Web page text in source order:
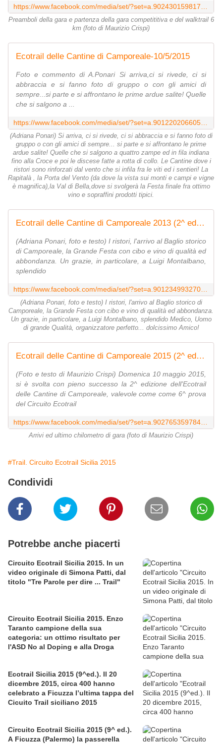
Preamboli della gara e partenza della gara competititiva e del walktrail 6
km (foto di Maurizio Crispi)
Ecotrail delle Cantine di Camporeale-10/5/2015
Foto e commento di A.Ponari Si arriva,ci si rivede, ci si
abbraccia e si fanno foto di gruppo o con gli amici di
sempre...si parte e si affrontano le prime ardue salite! Quelle
che si salgono a ...
(Adriana Ponari) Si arriva, ci si rivede, ci si abbraccia e si fanno foto di
gruppo o con gli amici di sempre... si parte e si affrontano le prime
ardue salite! Quelle che si salgono a quattro zampe ed in fila indiana
fino alla Croce e poi le discese fatte a rotta di collo. Le Cantine dove i
ristori sono rinforzati dal vento che si infila fra le viti ed i sentieri! La
Rapitalà , la Porta del Vento (da dove la vista sui monti e campi e vigne
è magnifica),la Val di Bella,dove si svolgerà la Festa finale fra ottimo
vino e sopraffini prodotti tipici.
Ecotrail delle Cantine di Camporeale 2013 (2^ ed.). Fine gara
(Adriana Ponari, foto e testo) I ristori, l'arrivo al Baglio storico
di Camporeale, la Grande Festa con cibo e vino di qualità ed
abbondanza. Un grazie, in particolare, a Luigi Montalbano,
splendido
(Adriana Ponari, foto e testo) I ristori, l'arrivo al Baglio storico di
Camporeale, la Grande Festa con cibo e vino di qualità ed abbondanza.
Un grazie, in particolare, a Luigi Montalbano, splendido Medico, Uomo
di grande Qualità, organizzatore perfetto... dolcissimo Amico!
Ecotrail delle Cantine di Camporeale 2015 (2^ ed.). Arrivi
(Foto e testo di Maurizio Crispi) Domenica 10 maggio 2015,
si è svolta con pieno successo la 2^ edizione dell'Ecotrail
delle Cantine di Camporeale, valevole come come 6^ prova
del Circuito Ecotrail
Arrivi ed ultimo chilometro di gara (foto di Maurizio Crispi)
#Trail. Circuito Ecotrail Sicilia 2015
Condividi
Potrebbe anche piacerti
Circuito Ecotrail Sicilia 2015. In un
video originale di Simona Patti, dal
titolo "Tre Parole per dire ... Trail"
Circuito Ecotrail Sicilia 2015. Enzo
Taranto campione della sua
categoria: un ottimo risultato per
l'ASD No al Doping e alla Droga
Ecotrail Sicilia 2015 (9^ed.). Il 20
dicembre 2015, circa 400 hanno
celebrato a Ficuzza l’ultima tappa del
Cicuito Trail siciliano 2015
Circuito Ecotrail Sicilia 2015 (9^ ed.).
A Ficuzza (Palermo) la passerella